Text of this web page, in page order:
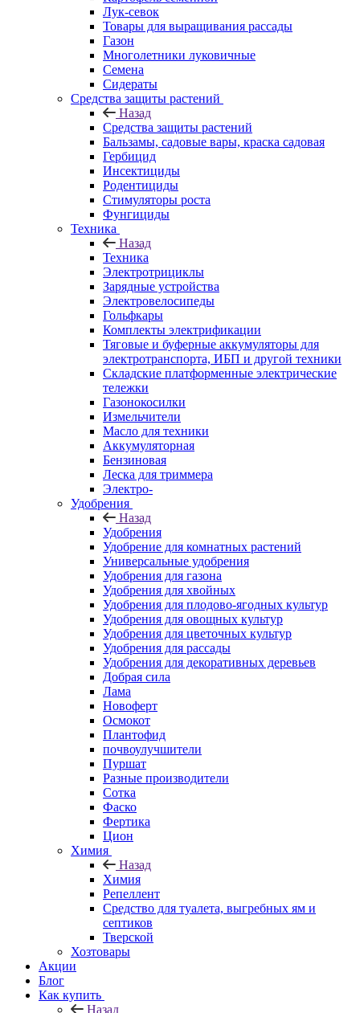
Лук-севок
Товары для выращивания рассады
Газон
Многолетники луковичные
Семена
Сидераты
Средства защиты растений
Назад
Средства защиты растений
Бальзамы, садовые вары, краска садовая
Гербицид
Инсектициды
Родентициды
Стимуляторы роста
Фунгициды
Техника
Назад
Техника
Электротрициклы
Зарядные устройства
Электровелосипеды
Гольфкары
Комплекты электрификации
Тяговые и буферные аккумуляторы для
электротранспорта, ИБП и другой техники
Складские платформенные электрические
тележки
Газонокосилки
Измельчители
Масло для техники
Аккумуляторная
Бензиновая
Леска для триммера
Электро-
Удобрения
Назад
Удобрения
Удобрение для комнатных растений
Универсальные удобрения
Удобрения для газона
Удобрения для хвойных
Удобрения для плодово-ягодных культур
Удобрения для овощных культур
Удобрения для цветочных культур
Удобрения для рассады
Удобрения для декоративных деревьев
Добрая сила
Лама
Новоферт
Осмокот
Плантофид
почвоулучшители
Пуршат
Разные производители
Сотка
Фаско
Фертика
Цион
Химия
Назад
Химия
Репеллент
Средство для туалета, выгребных ям и
септиков
Тверской
Хозтовары
Акции
Блог
Как купить
Назад